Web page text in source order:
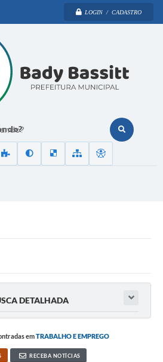
LOGIN / CADASTRO
DETALHADA
emTRABALHO E EMPREGO
RECEBA NOTÍCIAS